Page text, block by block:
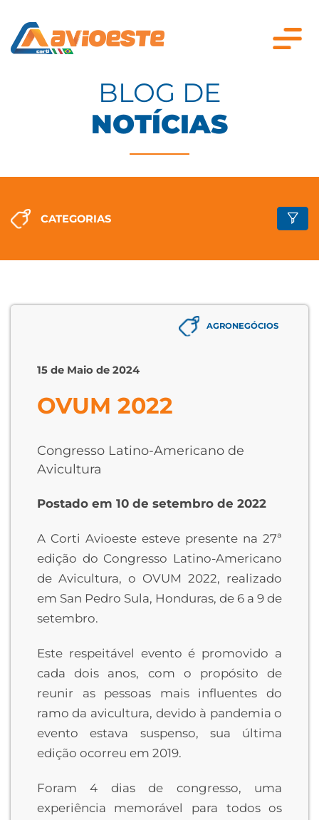
BLOG DE
NOTÍCIAS
CATEGORIAS
AGRONEGÓCIOS
15 de Maio de 2024
OVUM 2022
Congresso Latino-Americano de
Avicultura
Postado em 10 de setembro de 2022
A Corti Avioeste esteve presente na 27ª
edição do Congresso Latino-Americano
de Avicultura, o OVUM 2022, realizado
em San Pedro Sula, Honduras, de 6 a 9 de
setembro.
Este respeitável evento é promovido a
cada dois anos, com o propósito de
reunir as pessoas mais influentes do
ramo da avicultura, devido à pandemia o
evento estava suspenso, sua última
edição ocorreu em 2019.
Foram 4 dias de congresso, uma
experiência memorável para todos os